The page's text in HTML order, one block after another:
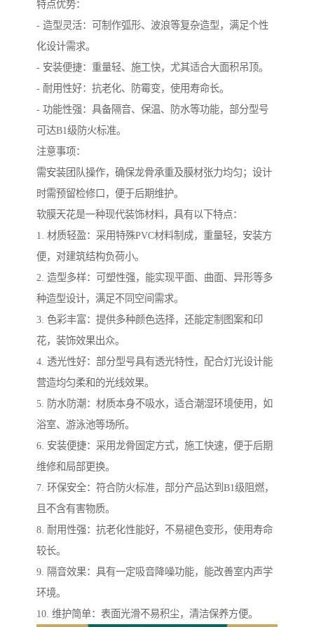
特点优势：
- 造型灵活：可制作弧形、波浪等复杂造型，满足个性
化设计需求。
- 安装便捷：重量轻、施工快，尤其适合大面积吊顶。
- 耐用性好：抗老化、防霉变，使用寿命长。
- 功能性强：具备隔音、保温、防水等功能，部分型号
可达B1级防火标准。
注意事项：
需安装团队操作，确保龙骨承重及膜材张力均匀；设计
时需预留检修口，便于后期维护。
软膜天花是一种现代装饰材料，具有以下特点：
1. 材质轻盈：采用特殊PVC材料制成，重量轻，安装方
便，对建筑结构负荷小。
2. 造型多样：可塑性强，能实现平面、曲面、异形等多
种造型设计，满足不同空间需求。
3. 色彩丰富：提供多种颜色选择，还能定制图案和印
花，装饰效果出众。
4. 透光性好：部分型号具有透光特性，配合灯光设计能
营造均匀柔和的光线效果。
5. 防水防潮：材质本身不吸水，适合潮湿环境使用，如
浴室、游泳池等场所。
6. 安装便捷：采用龙骨固定方式，施工快速，便于后期
维修和局部更换。
7. 环保安全：符合防火标准，部分产品达到B1级阻燃，
且不含有害物质。
8. 耐用性强：抗老化性能好，不易褪色变形，使用寿命
较长。
9. 隔音效果：具有一定吸音降噪功能，能改善室内声学
环境。
10. 维护简单：表面光滑不易积尘，清洁保养方便。